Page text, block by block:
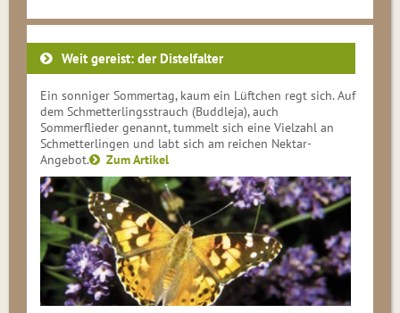
Weit gereist: der Distelfalter
Ein sonniger Sommertag, kaum ein Lüftchen regt sich. Auf
dem Schmetterlingsstrauch (Buddleja), auch
Sommerflieder genannt, tummelt sich eine Vielzahl an
Schmetterlingen und labt sich am reichen Nektar-
Angebot.
Zum Artikel